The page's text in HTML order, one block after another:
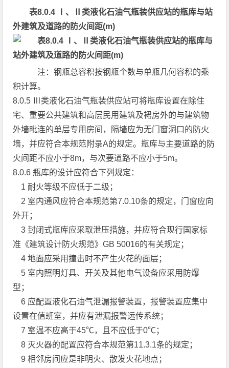
表8.0.4 Ⅰ、Ⅱ类液化石油气瓶装供应站的瓶库与站
外建筑及道路的防火间距(m)
注：钢瓶总容积按钢瓶个数与单瓶几何容积的乘
积计算。
8.0.5 Ⅲ类液化石油气瓶装供应站可将瓶库设置在除住
宅、重要公共建筑和高层民用建筑及裙房外的与建筑物
外墙毗连的单层专用房间，隔墙应为无门窗洞口的防火
墙，并应符合本规范附录A的规定。瓶库与主要道路的防
火间距不应小于8m，与次要道路不应小于5m。
8.0.6 瓶库的设计应符合下列规定：
1 耐火等级不应低于二级；
2 室内通风应符合本规范第7.0.10条的规定，门窗应向
外开；
3 封闭式瓶库应采取泄压措施，并应符合现行国家标
准《建筑设计防火规范》GB 50016的有关规定；
4 地面应采用撞击时不产生火花的面层；
5 室内照明灯具、开关及其他电气设备应采用防爆
型；
6 应配置液化石油气泄漏报警装置，报警装置应集中
设置在值班室，并应有泄漏报警远传系统；
7 室温不应高于45℃，且不应低于0℃；
8 灭火器的配置应符合本规范第11.3.1条的规定；
9 相邻房间应是非明火、散发火花地点；